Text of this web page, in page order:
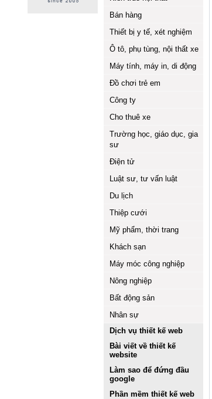
Bán hàng
Thiết bị y tế, xét nghiệm
Ô tô, phụ tùng, nội thất xe
Máy tính, máy in, di động
Đồ chơi trẻ em
Công ty
Cho thuê xe
Trường học, giáo dục, gia
sư
Điện tử
Luật sư, tư vấn luật
Du lịch
Thiệp cưới
Mỹ phẩm, thời trang
Khách sạn
Máy móc công nghiệp
Nông nghiệp
Bất động sản
Nhân sự
Dịch vụ thiết kế web
Bài viết về thiết kế
website
Làm sao để đứng đầu
google
Phần mềm thiết kế web